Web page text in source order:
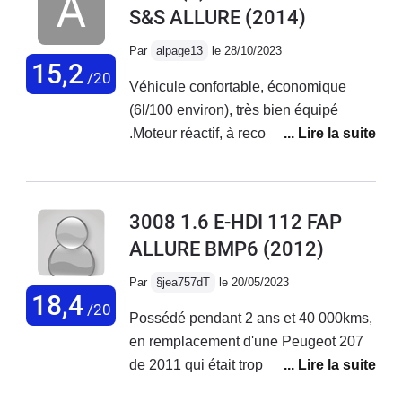
bien.Par contre : les feux de
(voir plus bas)Quel dommage pour un
bon véhicule !
15,2 /20
S&S ALLURE (2014)
Par alpage13 le 28/10/2023
Véhicule confortable, économique
(6l/100 environ), très bien équipé
.Moteur réactif, à recommander !
18,4/20
3008 1.6 E-HDI 112 FAP
ALLURE BMP6 (2012)
Par §jea757dT le 20/05/2023
Possédé pendant 2 ans et 40 000kms,
en remplacement d'une Peugeot 207
de 2011 qui était trop petite de coffre,